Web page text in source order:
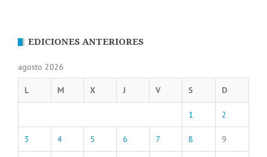
EDICIONES ANTERIORES
agosto 2026
L M X J V S D
1 2
3 4 5 6 7 8 9